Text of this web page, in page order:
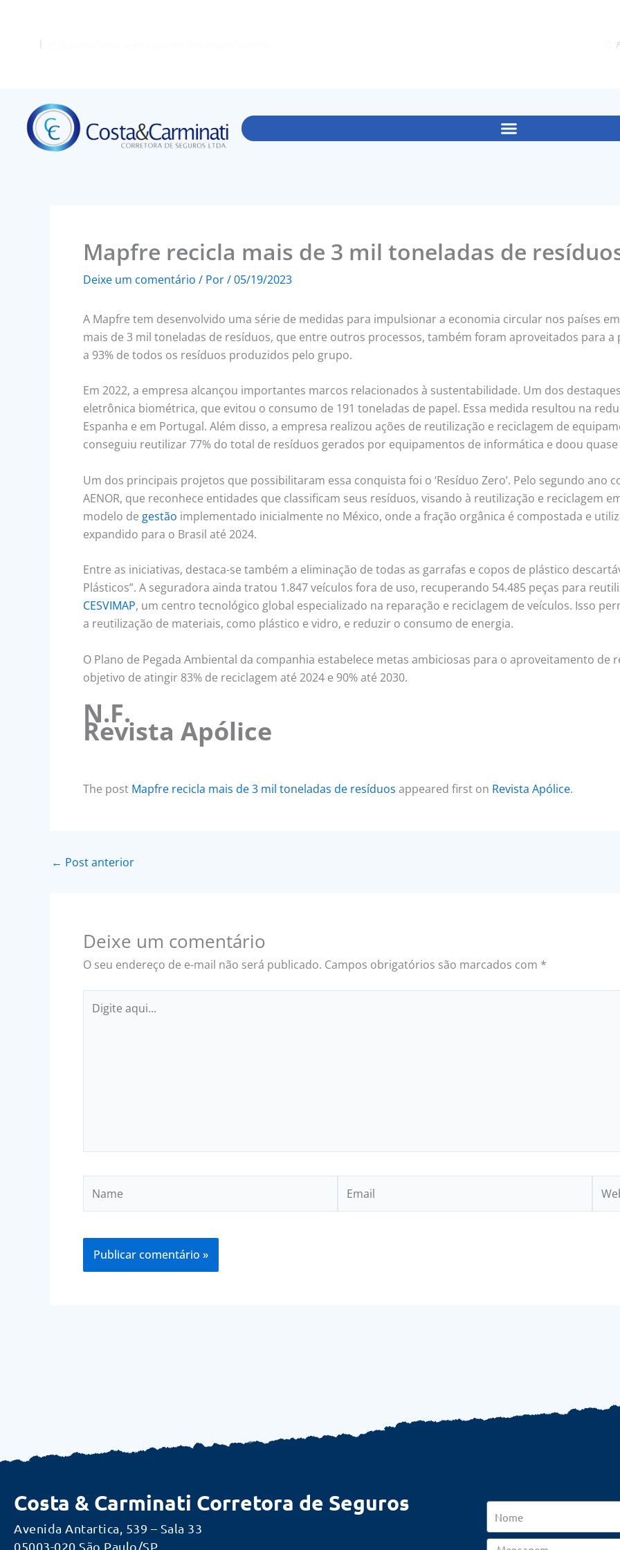
Mapfre recicla mais de 3 mil toneladas de
Deixe um comentário / Por/05/19/2023
A Mapfre tem desenvolvido uma série de medidas para impulsionar a economia circular nos países
mais de 3 mil toneladas de resíduos, que entre outros processos, também foram aproveitados para
a 93% de todos os resíduos produzidos pelo grupo.
Em 2022, a empresa alcançou importantes marcos relacionados à sustentabilidade. Um dos
eletrônica biométrica, que evitou o consumo de 191 toneladas de papel. Essa medida resultou na
Espanha e em Portugal. Além disso, a empresa realizou ações de reutilização e reciclagem de
conseguiu reutilizar 77% do total de resíduos gerados por equipamentos de informática e doou
Um dos principais projetos que possibilitaram essa conquista foi o ‘Resíduo Zero’. Pelo segundo ano
AENOR, que reconhece entidades que classificam seus resíduos, visando à reutilização e reciclagem
modelo de gestão implementado inicialmente no México, onde a fração orgânica é compostada e
expandido para o Brasil até 2024.
Entre as iniciativas, destaca-se também a eliminação de todas as garrafas e copos de plástico
Plásticos”. A seguradora ainda tratou 1.847 veículos fora de uso, recuperando 54.485 peças para
CESVIMAP, um centro tecnológico global especializado na reparação e reciclagem de veículos. Isso
a reutilização de materiais, como plástico e vidro, e reduzir o consumo de energia.
O Plano de Pegada Ambiental da companhia estabelece metas ambiciosas para o aproveitamento de
objetivo de atingir 83% de reciclagem até 2024 e 90% até 2030.
N.F.
Revista Apólice
The post Mapfre recicla mais de 3 mil toneladas de resíduos appeared first on Revista Apólice.
← Post anterior
Deixe um comentário
O seu endereço de e-mail não será publicado. Campos obrigatórios são marcados com *
aqui...
Costa & Carminati Corretora de Seguros
Avenida Antartica, 539 – Sala 33
05003-020 São Paulo/SP
Mensagem